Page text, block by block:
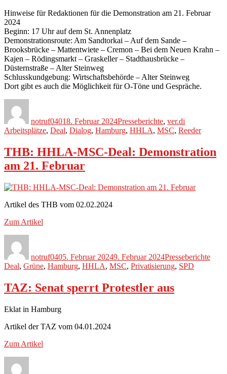
Hinweise für Redaktionen für die Demonstration am 21. Februar
2024
Beginn: 17 Uhr auf dem St. Annenplatz
Demonstrationsroute: Am Sandtorkai – Auf dem Sande –
Brooksbrücke – Mattentwiete – Cremon – Bei dem Neuen Krahn –
Kajen – Rödingsmarkt – Graskeller – Stadthausbrücke –
Düsternstraße – Alter Steinweg
Schlusskundgebung: Wirtschaftsbehörde – Alter Steinweg
Dort gibt es auch die Möglichkeit für O-Töne und Gespräche.
notruf04018. Februar 2024Presseberichte, ver.di
Arbeitsplätze, Deal, Dialog, Hamburg, HHLA, MSC, Reeder
THB: HHLA-MSC-Deal: Demonstration
am 21. Februar
Artikel des THB vom 02.02.2024
Zum Artikel
notruf0405. Februar 20249. Februar 2024Presseberichte
Deal, Grüne, Hamburg, HHLA, MSC, Privatisierung, SPD
TAZ: Senat sperrt Protestler aus
Eklat in Hamburg
Artikel der TAZ vom 04.01.2024
Zum Artikel